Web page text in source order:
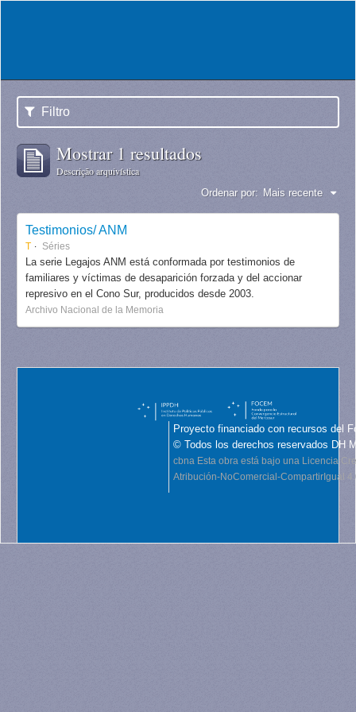
Filtro
Mostrar 1 resultados
Descrição arquivística
Ordenar por: Mais recente
Testimonios/ ANM
T Séries
La serie Legajos ANM está conformada por testimonios de
familiares y víctimas de desaparición forzada y del accionar
represivo en el Cono Sur, producidos desde 2003.
Archivo Nacional de la Memoria
Proyecto financiado con recursos del
© Todos los derechos reservados DH
cbna Esta obra está bajo una Licencia
Atribución-NoComercial-CompartirIgual